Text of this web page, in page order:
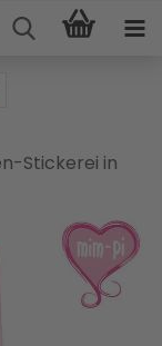
Stickerei in